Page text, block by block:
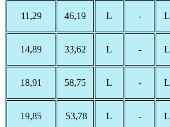
11,29 46,19 L - L
14,89 33,62 L - L
18,91 58,75 L - L
19,85 53,78 L - L